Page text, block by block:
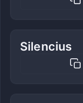
Silencius